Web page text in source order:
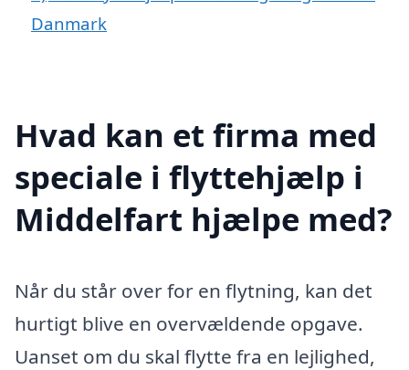
Danmark
Hvad kan et firma med
speciale i flyttehjælp i
Middelfart hjælpe med?
Når du står over for en flytning, kan det
hurtigt blive en overvældende opgave.
Uanset om du skal flytte fra en lejlighed,